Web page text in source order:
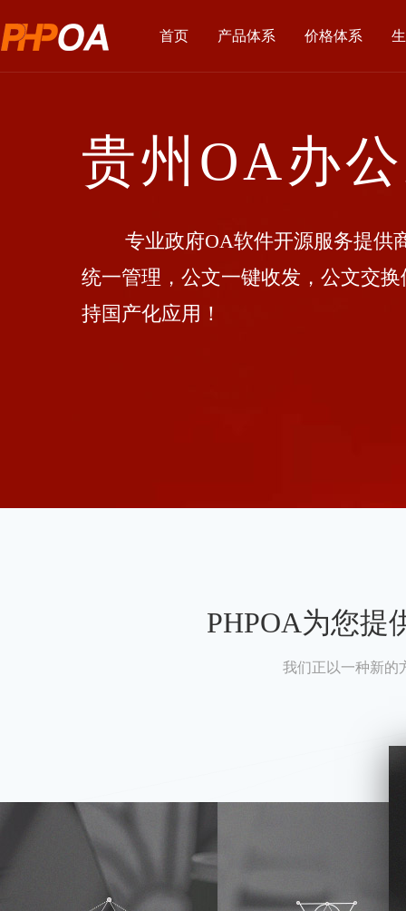
首页 产品体系 价格体系
贵州OA办
专业政府OA软件开源服务提供商
统一管理，公文一键收发，公文交
持国产化应用！
PHPOA为您提
我们正以一种新的